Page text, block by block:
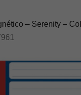
– Serenity –